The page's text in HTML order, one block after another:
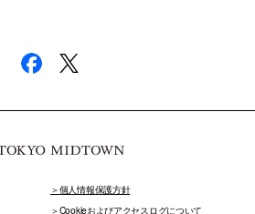
個人情報保護方針
Cookieおよびアクセスログについて